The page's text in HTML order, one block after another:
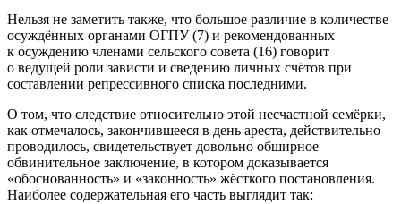
Нельзя не заметить также, что большое различие в количестве
осуждённых органами ОГПУ (7) и рекомендованных
к осуждению членами сельского совета (16) говорит
о ведущей роли зависти и сведению личных счётов при
составлении репрессивного списка последними.
О том, что следствие относительно этой несчастной семёрки,
как отмечалось, закончившееся в день ареста, действительно
проводилось, свидетельствует довольно обширное
обвинительное заключение, в котором доказывается
«обоснованность» и «законность» жёсткого постановления.
Наиболее содержательная его часть выглядит так: